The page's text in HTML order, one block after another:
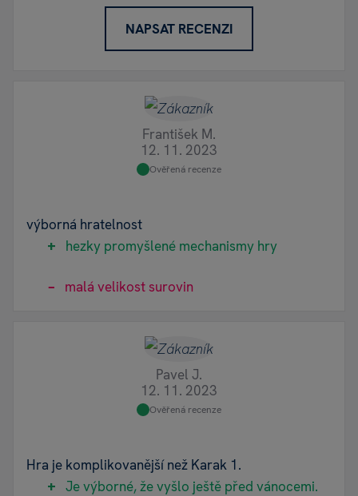
NAPSAT RECENZI
František M.
12. 11. 2023
Ověřená recenze
výborná hratelnost
hezky promyšlené mechanismy hry
malá velikost surovin
Pavel J.
12. 11. 2023
Ověřená recenze
Hra je komplikovanější než Karak 1.
Je výborné, že vyšlo ještě před vánocemi.